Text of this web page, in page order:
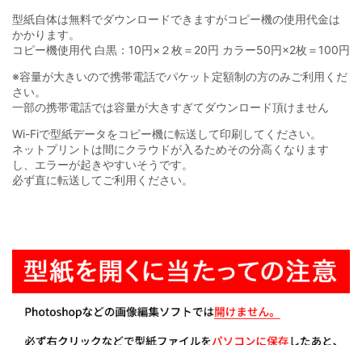
型紙自体は無料でダウンロードできますがコピー機の使用代金は
かかります。
コピー機使用代 白黒：10円×２枚＝20円 カラー50円×2枚＝100円
※容量が大きいので携帯電話でパケット定額制の方のみご利用くだ
さい。
一部の携帯電話では容量が大きすぎてダウンロード頂けません
Wi-Fiで型紙データをコピー機に転送して印刷してください。
ネットプリントは間にクラウドが入るためその分高くなります
し、エラーが起きやすいそうです。
必ず直に転送してご利用ください。